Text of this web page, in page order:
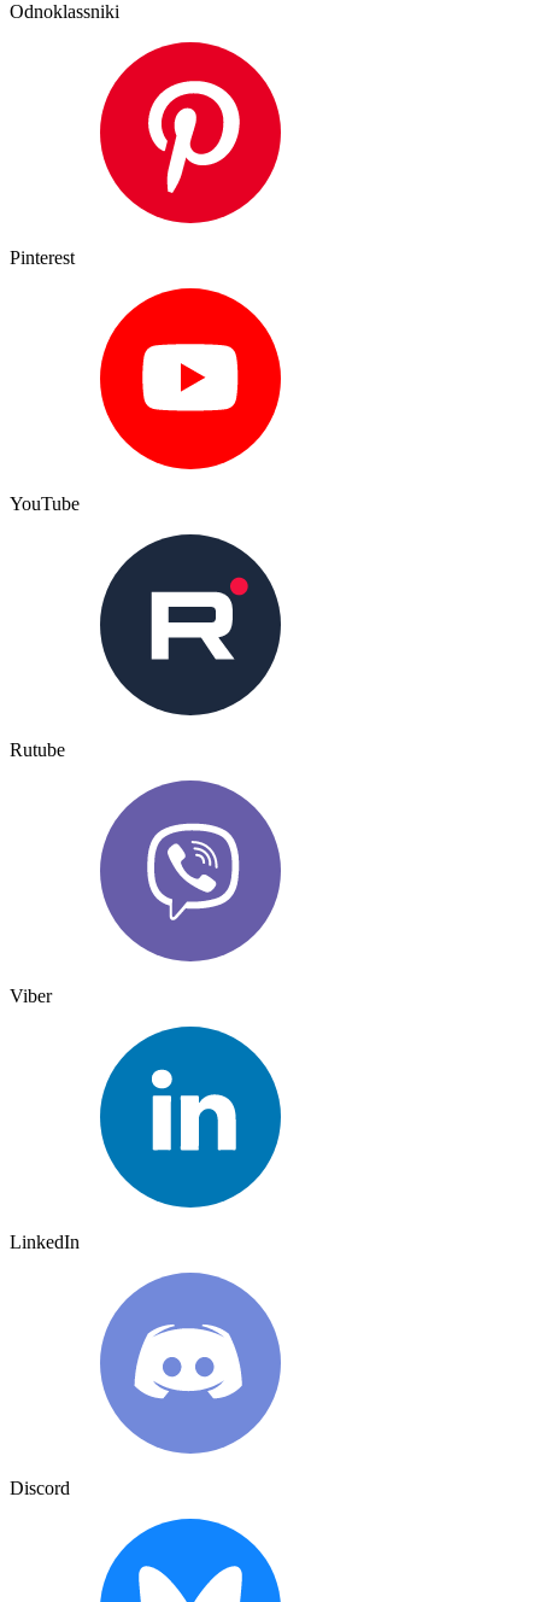
Odnoklassniki
Pinterest
YouTube
Rutube
Viber
LinkedIn
Discord